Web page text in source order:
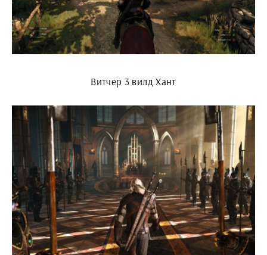
Витчер 3 вилд Хант